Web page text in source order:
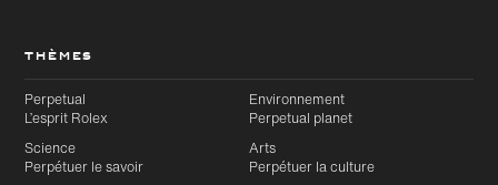
THÈMES
Perpetual
L’esprit Rolex
Environnement
Perpetual planet
Science
Perpétuer le savoir
Arts
Perpétuer la culture